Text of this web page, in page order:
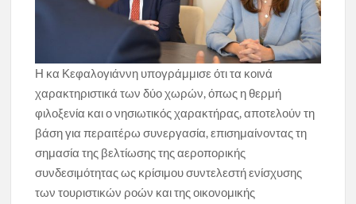
Η κα Κεφαλογιάννη υπογράμμισε ότι τα κοινά
χαρακτηριστικά των δύο χωρών, όπως η θερμή
φιλοξενία και ο νησιωτικός χαρακτήρας, αποτελούν τη
βάση για περαιτέρω συνεργασία, επισημαίνοντας τη
σημασία της βελτίωσης της αεροπορικής
συνδεσιμότητας ως κρίσιμου συντελεστή ενίσχυσης
των τουριστικών ροών και της οικονομικής